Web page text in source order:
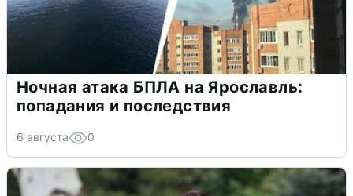
Ночная атака БПЛА на Ярославль:
попадания и последствия
6 августа 0